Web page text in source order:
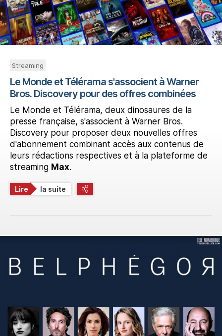
Streaming
Le Monde et Télérama s'associent à Warner
Bros. Discovery pour des offres combinées
Le Monde et Télérama, deux dinosaures de la
presse française, s'associent à Warner Bros.
Discovery pour proposer deux nouvelles offres
d'abonnement combinant accès aux contenus de
leurs rédactions respectives et à la plateforme de
streaming Max.
Lire la suite